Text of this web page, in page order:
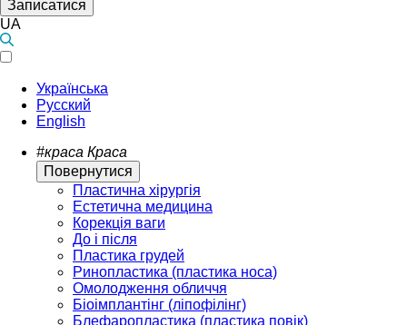
Записатися
UA
Українська
Русский
English
#краса Краса
Повернутися
Пластична хірургія
Естетична медицина
Корекція ваги
До і після
Пластика грудей
Ринопластика (пластика носа)
Омолодження обличчя
Біоімплантінг (ліпофілінг)
Блефаропластика (пластика повік)